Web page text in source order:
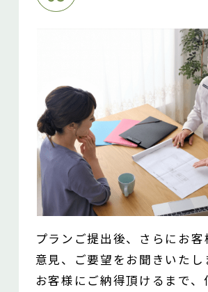
プランご提出後、さらにお客
意見、ご要望をお聞きいたし
お客様にご納得頂けるまで、